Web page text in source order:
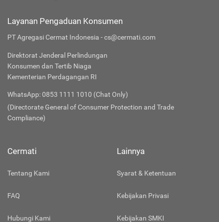
Layanan Pengaduan Konsumen
PT Agregasi Cermat Indonesia - cs@cermati.com
Direktorat Jenderal Perlindungan
Konsumen dan Tertib Niaga
Kementerian Perdagangan RI
WhatsApp: 0853 1111 1010 (Chat Only)
(Directorate General of Consumer Protection and Trade
Compliance)
Cermati
Tentang Kami
FAQ
Hubungi Kami
Lainnya
Syarat & Ketentuan
Kebijakan Privasi
Kebijakan SMKI